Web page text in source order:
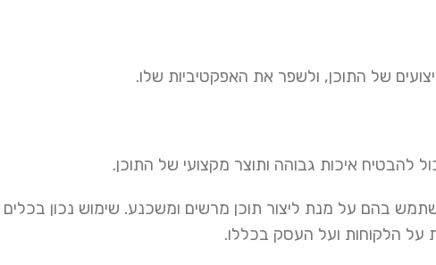
של התוכן, ולשפר את האפקטיביות שלו.
להבטיח איכות גבוהה ותוצר מקצועי של התוכן.
בהם על מנת ליצור תוכן מרשים ומשכנע. שימוש נכון בכלים
על הלקוחות ועל העסק בכללו.